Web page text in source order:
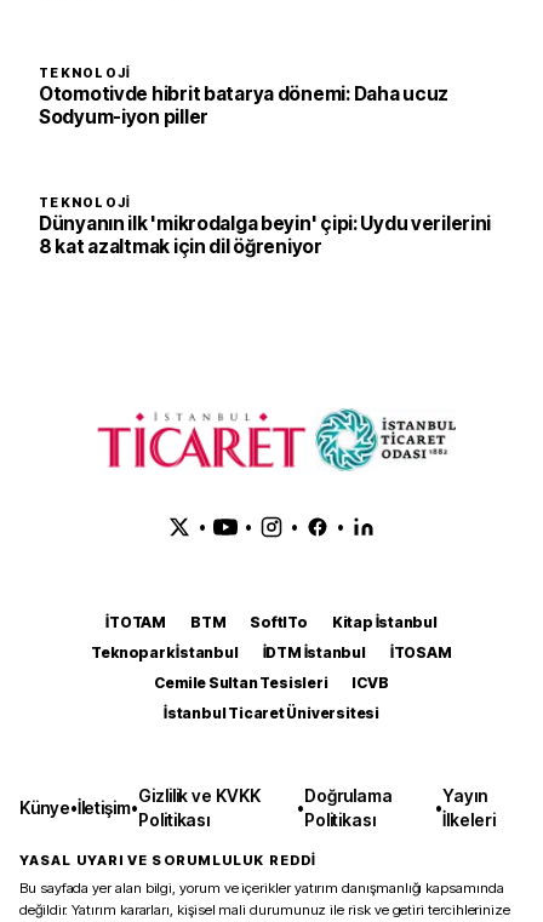
TEKNOLOJI
Otomotivde hibrit batarya dönemi: Daha ucuz
Sodyum-iyon piller
TEKNOLOJI
Dünyanın ilk 'mikrodalga beyin' çipi: Uydu verilerini
8 kat azaltmak için dil öğreniyor
• • • •
İTOTAM BTM SoftITo
Kitap İstanbul
Teknopark İstanbul
İDTM İstanbul
İTOSAM
Cemile Sultan Tesisleri
ICVB
İstanbul Ticaret Üniversitesi
Künye•İletişim•
Gizlilik ve KVKK
Politikası
•
Doğrulama
Politikası
•
Yayın
İlkeleri
YASAL UYARI VE SORUMLULUK REDDİ
Bu sayfada yer alan bilgi, yorum ve içerikler yatırım danışmanlığı kapsamında
değildir. Yatırım kararları, kişisel mali durumunuz ile risk ve getiri tercihlerinize